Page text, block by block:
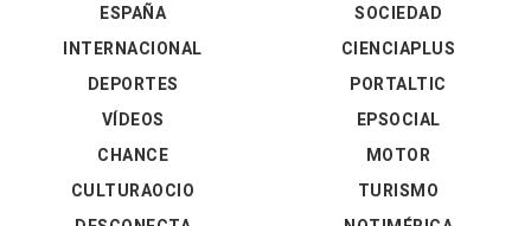
ESPAÑA
INTERNACIONAL
DEPORTES
VÍDEOS
SOCIEDAD
CIENCIAPLUS
PORTALTIC
EPSOCIAL
CHANCE
CULTURAOCIO
MOTOR
TURISMO